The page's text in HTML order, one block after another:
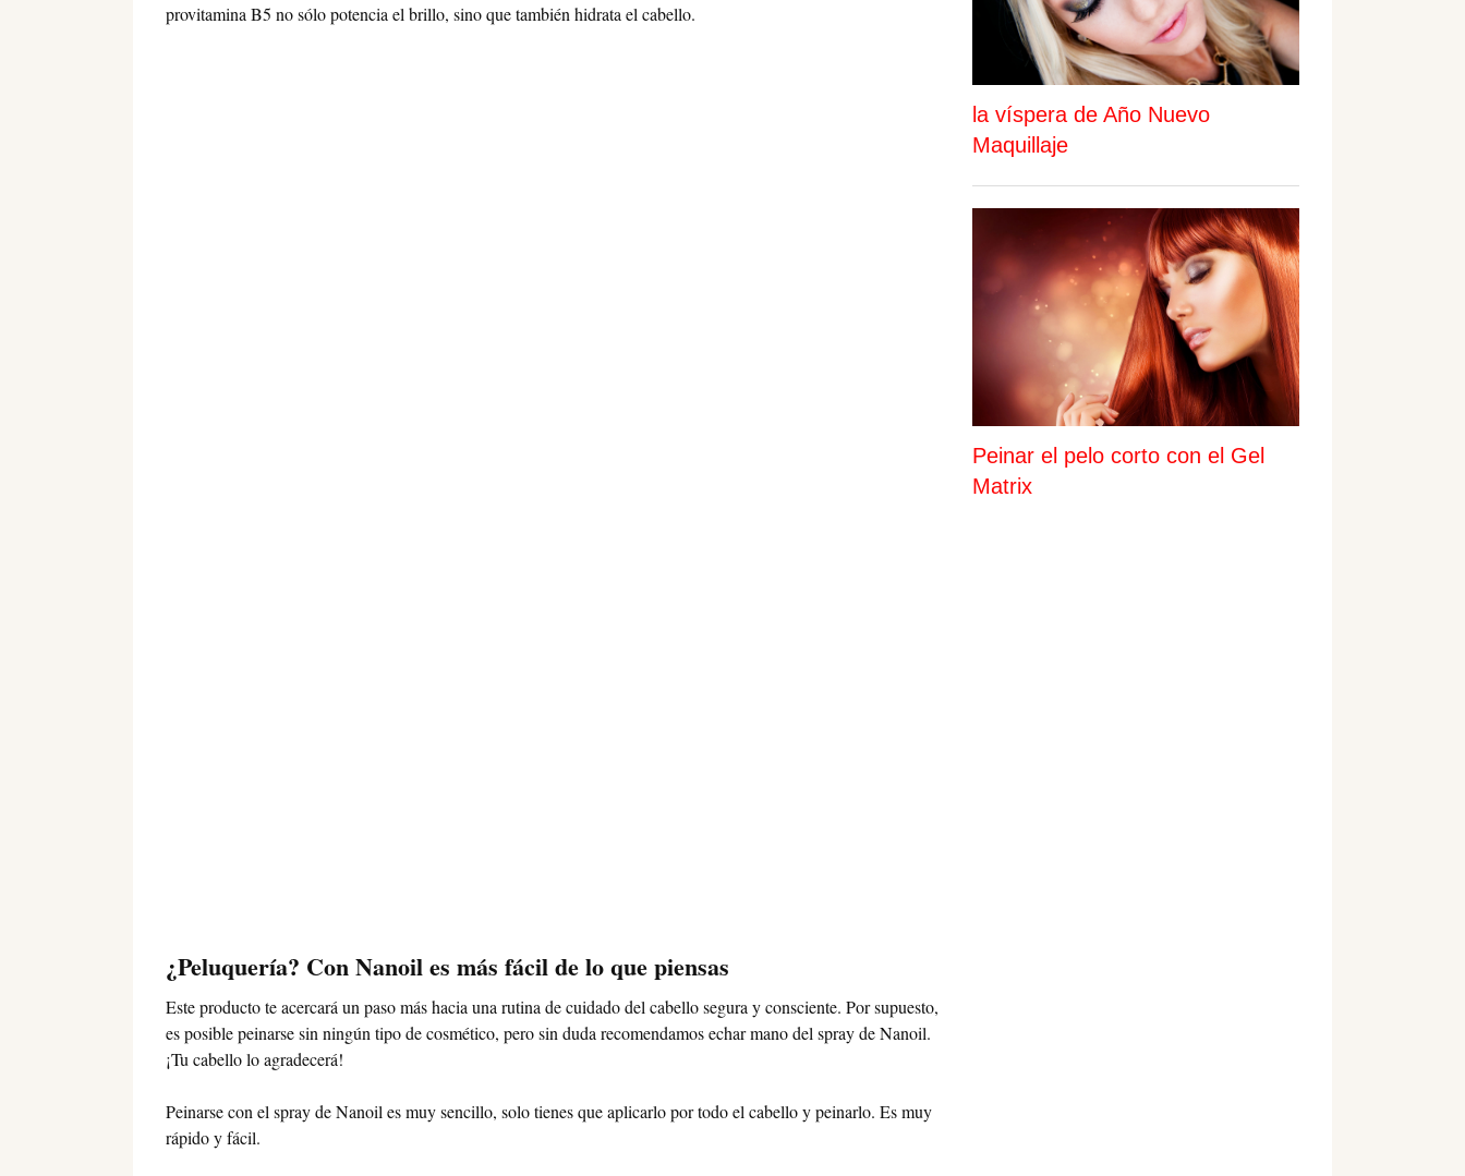
provitamina B5 no sólo potencia el brillo, sino que también hidrata el cabello.
¿Peluquería? Con Nanoil es más fácil de lo que piensas
Este producto te acercará un paso más hacia una rutina de cuidado del cabello segura y consciente. Por supuesto,
es posible peinarse sin ningún tipo de cosmético, pero sin duda recomendamos echar mano del spray de Nanoil.
¡Tu cabello lo agradecerá!
Peinarse con el spray de Nanoil es muy sencillo, solo tienes que aplicarlo por todo el cabello y peinarlo. Es muy
rápido y fácil.
la víspera de Año Nuevo
Maquillaje
Peinar el pelo corto con el Gel
Matrix